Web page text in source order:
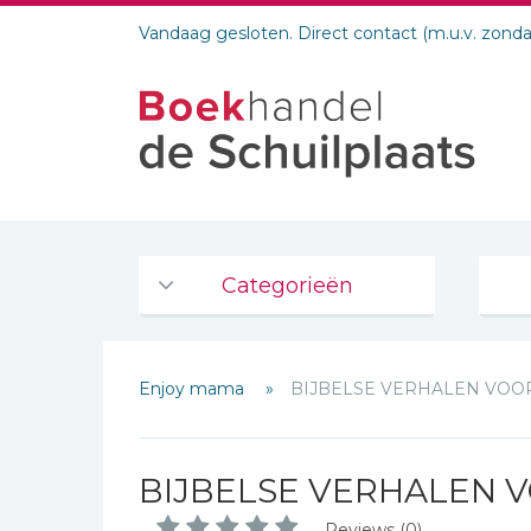
Vandaag gesloten. Direct contact (m.u.v.
Categorieën
De Bijbel
Bijbelse Dagboeken 2026
Bijbelstudie groepen
Enjoy mama BIJBELSE VERHALEN
BIJBELSE VERHALEN